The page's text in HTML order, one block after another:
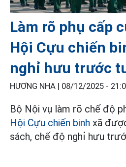
Làm rõ phụ cấp
Hội Cựu chiến
nghỉ hưu trước
HƯƠNG NHA | 08/12/2025 -
Bộ Nội vụ làm rõ chế độ
Hội Cựu chiến binh xã
sách, chế độ nghỉ hưu